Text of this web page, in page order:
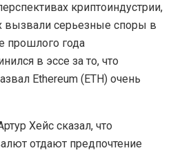
криптоиндустрии,
вызвали серьезные споры в
прошлого года
в эссе за то, что
Ethereum (ETH) очень
Хейс сказал, что
отдают предпочтение